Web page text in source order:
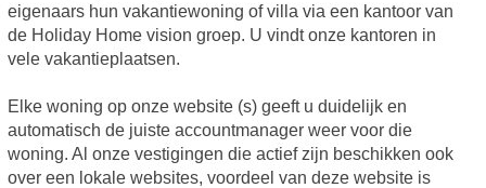
eigenaars hun vakantiewoning of villa via een kantoor van
de Holiday Home vision groep. U vindt onze kantoren in
vele vakantieplaatsen.
Elke woning op onze website (s) geeft u duidelijk en
automatisch de juiste accountmanager weer voor die
woning. Al onze vestigingen die actief zijn beschikken ook
over een lokale websites, voordeel van deze website is